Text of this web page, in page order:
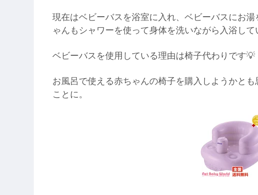
現在はベビーバスを浴室に入れ、ベビーバスにお
ゃんもシャワーを使って身体を洗いながら入浴して
ベビーバスを使用している理由は椅子代わりです💡
お風呂で使える赤ちゃんの椅子を購入しようかと
ことに。